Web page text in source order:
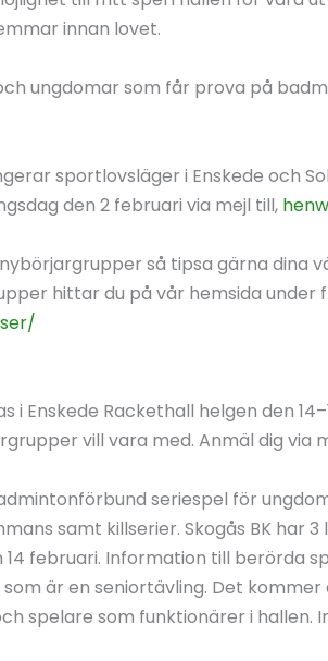
innan lovet.
ungdomar som får prova på
sportlovsläger i Enskede och
den 2 februari via mejl till,
så tipsa gärna dina
hittar du på vår hemsida under
Enskede Rackethall helgen den
vill vara med. Anmäl dig via
seriespel för
samt killserier. Skogås BK har 3
februari. Information till berörda
som är en seniortävling. Det
spelare som funktionärer i